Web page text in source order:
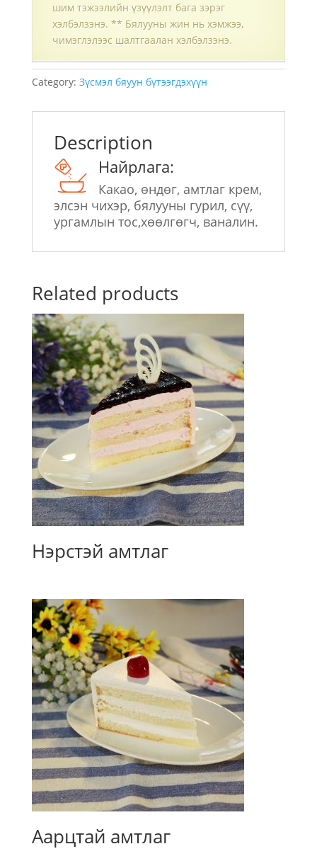
шим тэжээлийн үзүүлэлт бага зэрэг
хэлбэлзэнэ. ** Бялууны жин нь хэмжээ,
чимэглэлээс шалтгаалан хэлбэлзэнэ.
Category: Зүсмэл бяуун бүтээгдэхүүн
Description
Найрлага:
Какао, өндөг, амтлаг крем,
элсэн чихэр, бялууны гурил, сүү,
ургамлын тос,хөөлгөгч, ваналин.
Related products
Нэрстэй амтлаг
Аарцтай амтлаг